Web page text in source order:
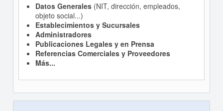
Datos Generales(NIT, dirección, empleados,
objeto social...)
Establecimientos y Sucursales
Administradores
Publicaciones Legales y en Prensa
Referencias Comerciales y Proveedores
Más...